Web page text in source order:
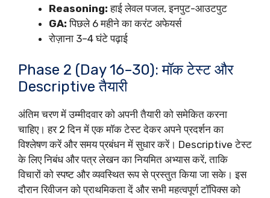
Reasoning: हाई लेवल पजल, इनपुट-आउटपुट
GA: पिछले 6 महीने का करंट अफेयर्स
रोज़ाना 3–4 घंटे पढ़ाई
Phase 2 (Day 16–30): मॉक टेस्ट और
Descriptive तैयारी
अंतिम चरण में उम्मीदवार को अपनी तैयारी को समेकित करना
चाहिए। हर 2 दिन में एक मॉक टेस्ट देकर अपने प्रदर्शन का
विश्लेषण करें और समय प्रबंधन में सुधार करें। Descriptive टेस्ट
के लिए निबंध और पत्र लेखन का नियमित अभ्यास करें, ताकि
विचारों को स्पष्ट और व्यवस्थित रूप से प्रस्तुत किया जा सके। इस
दौरान रिवीजन को प्राथमिकता दें और सभी महत्वपूर्ण टॉपिक्स को